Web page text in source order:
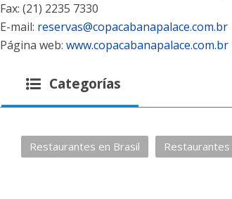
Fax: (21) 2235 7330
E-mail: reservas@copacabanapalace.com.br
Página web: www.copacabanapalace.com.br
Categorías
Restaurantes en Brasil Restaurantes